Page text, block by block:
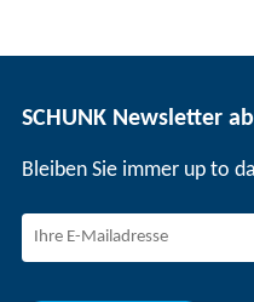
SCHUNK Newsletter
Bleiben Sie immer up to